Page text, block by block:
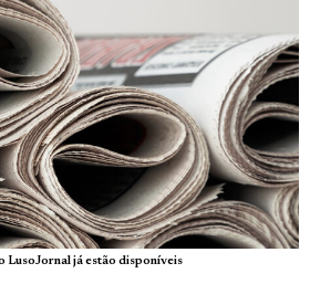
LusoJornal já estão disponíveis